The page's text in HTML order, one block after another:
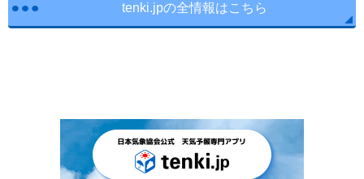
tenki.jpの全情報はこちら